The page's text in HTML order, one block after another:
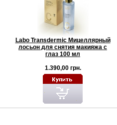
Labo Transdermic Мицеллярный
лосьон для снятия макияжа с
глаз 100 мл
1.390,00 грн.